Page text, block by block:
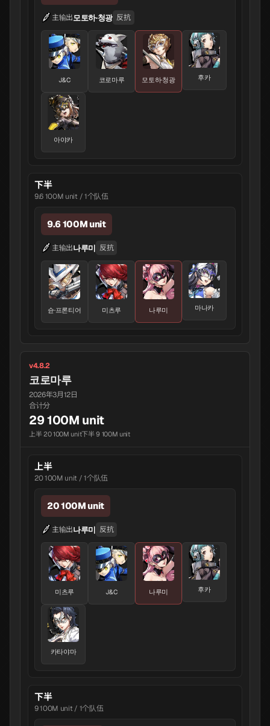
主输出모토하·청광 反抗
J&C 코로마루 모토하·청광 후카
아야카
下半
9.6 100M unit / 1个队伍
9.6 100M unit
主输出나루미 反抗
슌·프론티어 미츠루 나루미 마나카
v4.8.2
코로마루
2026年3月12日
合计分
29 100M unit
上半 20 100M unit下半 9 100M unit
上半
20 100M unit / 1个队伍
20 100M unit
主输出나루미 反抗
미츠루 J&C 나루미 후카
카타야마
下半
9 100M unit / 1个队伍